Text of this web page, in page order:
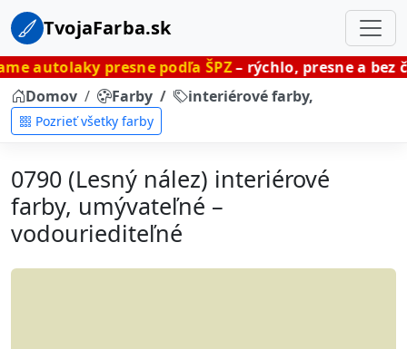
TvojaFarba.sk
presne podľa ŠPZ– rýchlo, presne a bez čakania.
Domov
Farby interiérové farby,
Pozrieť všetky farby
0790 (Lesný nález) interiérové
farby, umývateľné –
vodouriediteľné